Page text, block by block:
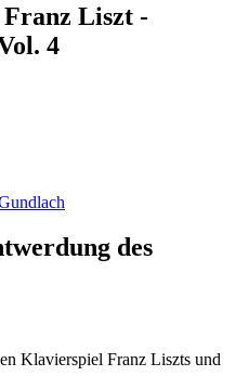
Liszt -
4
des
Klavierspiel Franz Liszts und